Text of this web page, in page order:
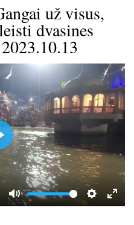
už visus,
dvasines
M
S
E
a